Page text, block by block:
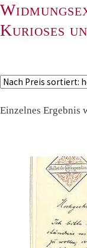
Kurioses
Einzelnes Ergebnis